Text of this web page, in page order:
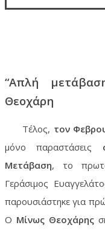
“Απλή
Θεοχάρη
Τέλος, τον
μόνο παραστάσεις
Μετάβαση, το
Γεράσιμος
παρουσιάστηκε για
Ο Μίνως Θεοχάρης